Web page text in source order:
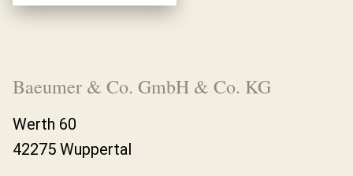
Baeumer & Co. GmbH & Co. KG
Werth 60
42275 Wuppertal